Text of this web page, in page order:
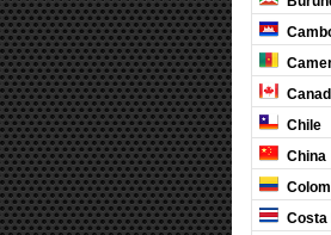
Chile
China
Costa